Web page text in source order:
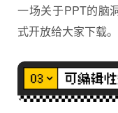
一场关于PPT的脑
式开放给大家下载。